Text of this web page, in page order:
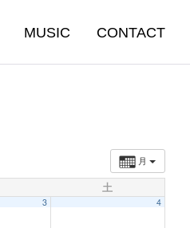
MUSIC CONTACT
月
土
3 4